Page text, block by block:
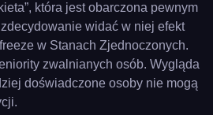
która jest obarczona pewnym
zdecydowanie widać w niej efekt
w Stanach Zjednoczonych.
zwalnianych osób. Wygląda
doświadczone osoby nie mogą